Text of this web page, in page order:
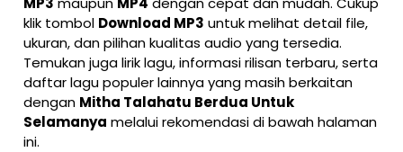
klik tombol Download MP3 untuk melihat detail file,
ukuran, dan pilihan kualitas audio yang tersedia.
Temukan juga lirik lagu, informasi rilisan terbaru, serta
daftar lagu populer lainnya yang masih berkaitan
dengan Mitha Talahatu Berdua Untuk
Selamanya melalui rekomendasi di bawah halaman
ini.